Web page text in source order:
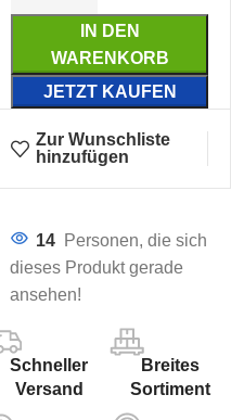
IN DEN
WARENKORB
JETZT KAUFEN
Zur Wunschliste
hinzufügen
14 Personen, die sich
dieses Produkt gerade
ansehen!
Schneller
Versand
Breites
Sortiment